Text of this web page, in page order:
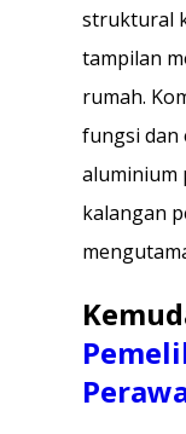
struktural
tampilan
rumah.
fungsi dan
aluminium
kalangan